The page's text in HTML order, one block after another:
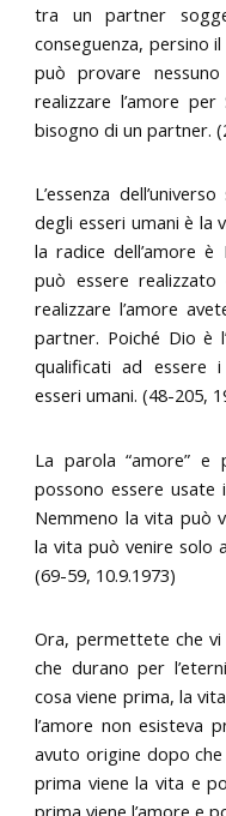
tra un partner
conseguenza, persino
può provare
realizzare l’amore
bisogno di un partner.
L’essenza
degli esseri umani è la
la radice dell’amore
può essere
realizzare l’amore
partner. Poiché Dio è
qualificati ad essere
esseri umani. (48-205,
La parola “amore” e
possono essere usate
Nemmeno la vita può
la vita può venire solo
(69-59, 10.9.1973)
Ora, permettete che vi
che durano per
cosa viene prima, la
l’amore non esisteva
avuto origine dopo
prima viene la vita e